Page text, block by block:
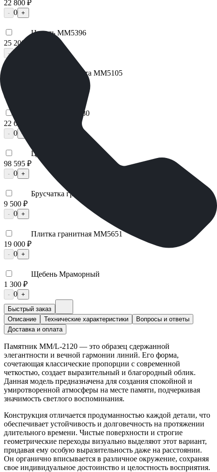
22 800 ₽
- 0 +
Цоколь ММ5396
25 200 ₽
- 0
Надгробная плита ММ5105
Лавочка ММ5430
22 680 ₽
- 0 +
Цоколь ММ5206
98 595 ₽
- 0 +
Брусчатка гранитная ММ5658
9 500 ₽
- 0 +
Плитка гранитная ММ5651
19 000 ₽
- 0 +
Щебень Мраморный
1 300 ₽
- 0 +
Быстрый заказ
Описание
Технические характеристики
Вопросы и ответы
Доставка и оплата
Памятник ММ/L-2120 — это образец сдержанной
элегантности и вечной гармонии линий. Его форма,
сочетающая классические пропорции с современной
четкостью, создает выразительный и благородный облик.
Данная модель предназначена для создания спокойной и
умиротворенной атмосферы на месте памяти, подчеркивая
значимость светлого воспоминания.
Конструкция отличается продуманностью каждой детали, что
обеспечивает устойчивость и долговечность на протяжении
длительного времени. Чистые поверхности и строгие
геометрические переходы визуально выделяют этот вариант,
придавая ему особую выразительность даже на расстоянии.
Он органично вписывается в различное окружение, сохраняя
свое индивидуальное достоинство и целостность восприятия.